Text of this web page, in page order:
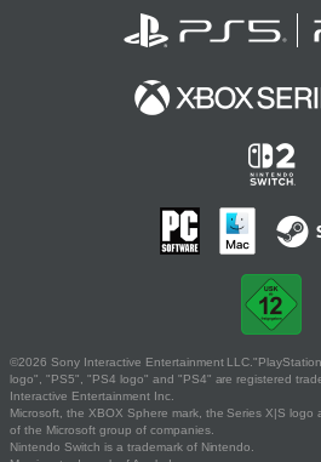
©2026 Sony Interactive Entertainment
logo", "PS5", "PS4 logo" and "PS4" are registered
Interactive Entertainment Inc.
Microsoft, the XBOX Sphere mark, the Series X|S
of the Microsoft group of companies.
Nintendo Switch is a trademark of Nintendo.